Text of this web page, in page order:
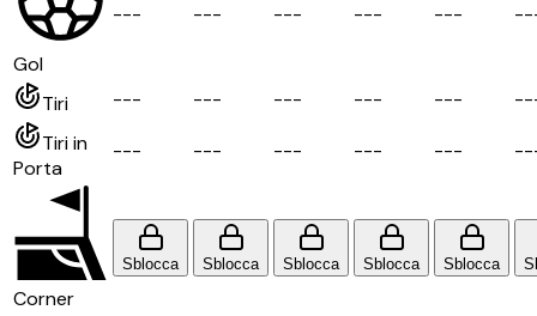
Gol
--- --- --- --- --- --
Tiri --- --- --- --- --- --
Tiri in
Porta
--- --- --- --- --- --
Corner
Sblocca Sblocca Sblocca Sblocca Sblocca